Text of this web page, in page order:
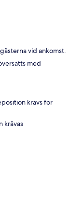
vid ankomst.
med
krävs för
krävas